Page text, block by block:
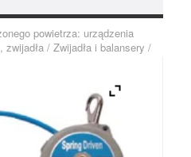
powietrza: urządzenia
zwijadła / Zwijadła i balansery /